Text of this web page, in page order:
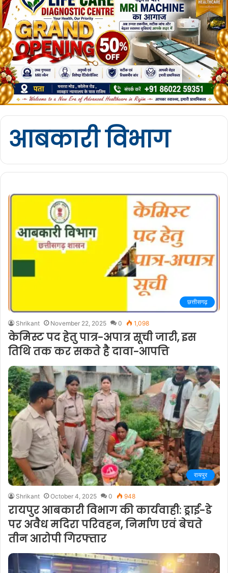
आबकारी विभाग
छत्तीसगढ़
Shrikant November 22, 2025 0 1,098
केमिस्ट पद हेतु पात्र-अपात्र सूची जारी, इस
तिथि तक कर सकते है दावा-आपत्ति
रायपुर
Shrikant October 4, 2025 0 948
रायपुर आबकारी विभाग की कार्यवाही: ड्राई-डे
पर अवैध मदिरा परिवहन, निर्माण एवं बेचते
तीन आरोपी गिरफ्तार